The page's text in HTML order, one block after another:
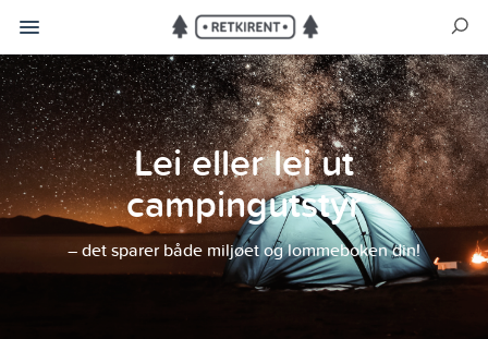
Lei eller lei ut
campingutstyr
– det sparer både miljøet og lommeboken din!